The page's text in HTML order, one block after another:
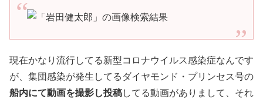
現在かなり流行してる新型コロナウイルス感染症なんです
が、集団感染が発生してるダイヤモンド・プリンセス号の
船内にて動画を撮影し投稿してる動画がありまして、それ